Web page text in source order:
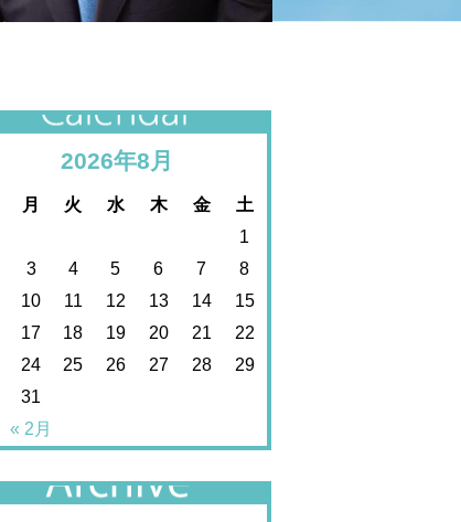
2026年8月
月 火 水 木 金 土
« 2月
1
3 4 5 6 7
8
10 11 12 13 14
15
17 18 19 20 21
22
24 25 26 27 28
29
31